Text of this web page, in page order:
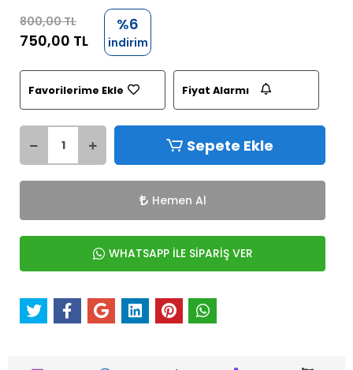
800,00 TL
750,00 TL
%6
indirim
Favorilerime Ekle Fiyat Alarmı
Sepete Ekle
Hemen Al
WHATSAPP İLE SİPARİŞ VER